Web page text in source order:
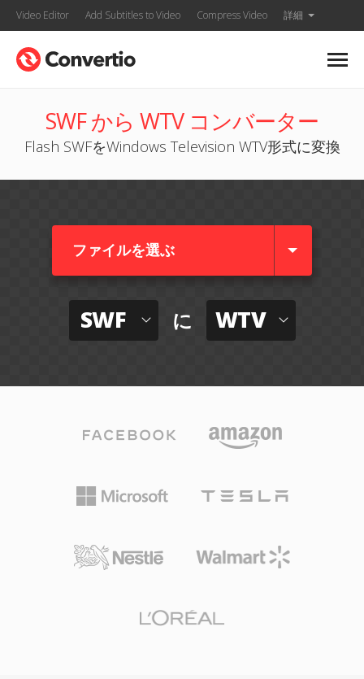
Video Editor Add Subtitles to Video Compress Video 詳細
SWF から WTV コンバーター
Flash SWFをWindows Television WTV形式に変換
ファイルを選ぶ
SWF に WTV